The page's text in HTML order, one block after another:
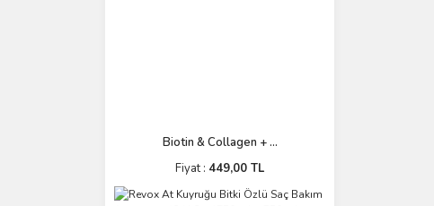
Biotin & Collagen + ...
Fiyat : 449,00 TL